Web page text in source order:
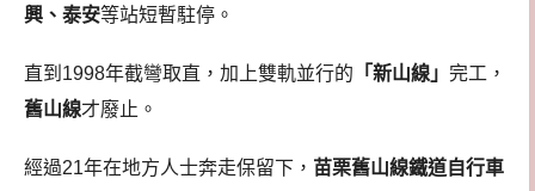
興、泰安等站短暫駐停。
直到1998年截彎取直，加上雙軌並行的 「新山線」 完工，
舊山線才廢止。
經過21年在地方人士奔走保留下， 苗栗舊山線鐵道自行車